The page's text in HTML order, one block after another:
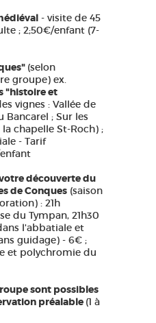
- visite de 45
; 2;50€/enfant (7-
(selon
groupe) ex.
"histoire et
vignes : Vallée de
Bancarel ; Sur les
chapelle St-Roch) ;
- Tarif
découverte du
de Conques (saison
: 21h
du Tympan, 21h30
l'abbatiale et
guidage) - 6€ ;
et polychromie du
sont possibles
préalable (1 à